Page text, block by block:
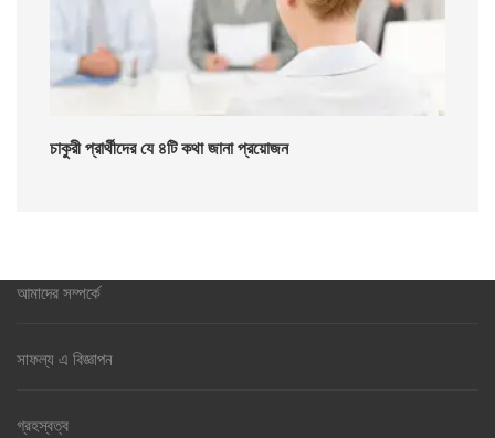
চাকুরী প্রার্থীদের যে ৪টি কথা জানা প্রয়োজন
আমাদের সম্পর্কে
সাফল্য এ বিজ্ঞাপন
গ্রহস্বত্ব